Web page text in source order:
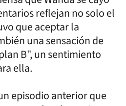
reflejan no solo el
que aceptar la
una sensación de
B", un sentimiento
ella.
episodio anterior que